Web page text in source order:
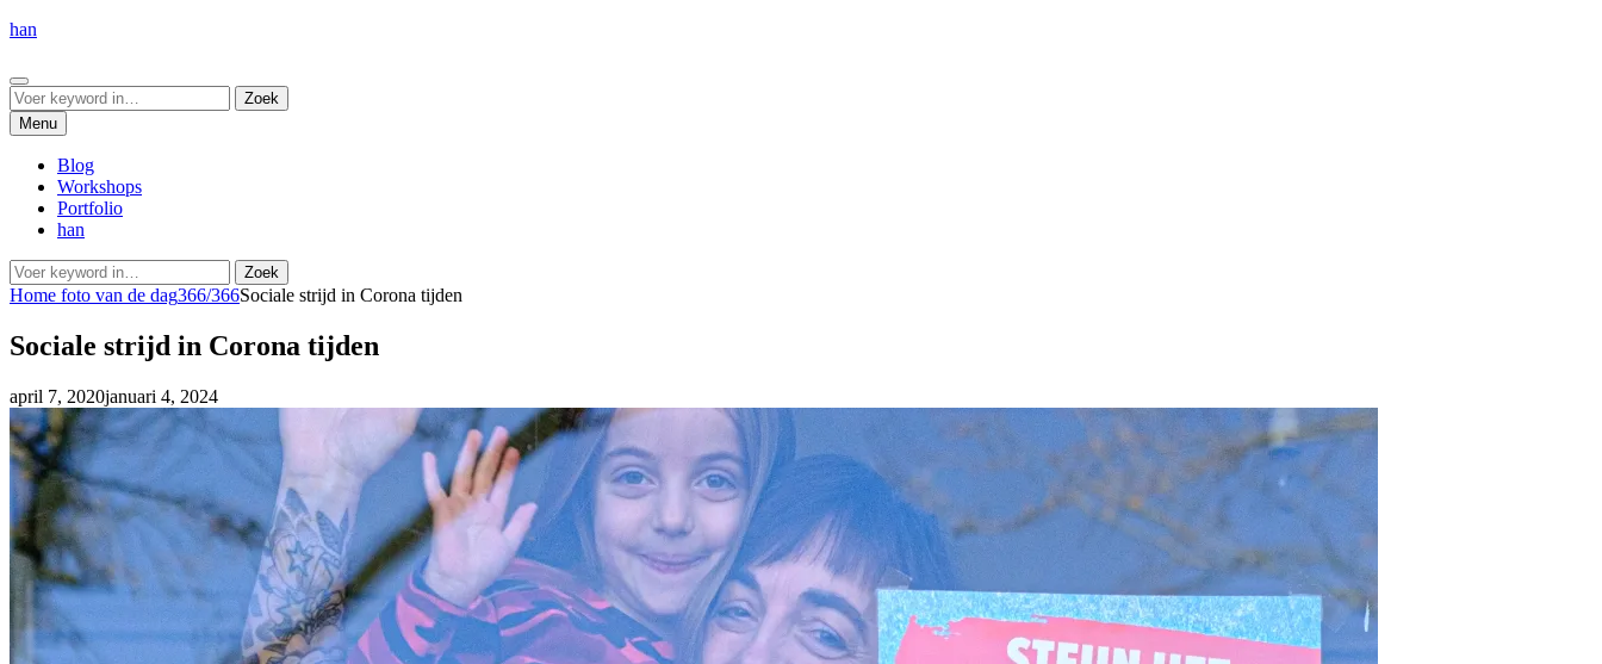
Ga
inhoud
han
Zoeken
Zoeken
naar:
Zoek
Menu
Blog
Workshops
Portfolio
han
Zoeken
naar:
Zoek
Home foto van de dag366/366Sociale strijd in Corona tijden
Sociale strijd in Corona tijden
Geplaatst
op
april 7, 2020januari 4, 2024by